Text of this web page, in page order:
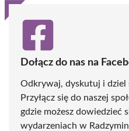
Dołącz do nas na
Odkrywaj, dyskutuj i dziel
Przyłącz się do naszej
gdzie możesz dowiedzieć
wydarzeniach w